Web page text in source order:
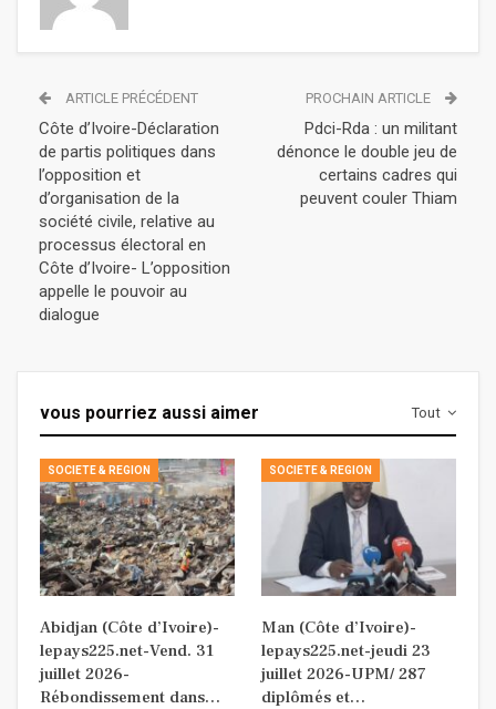
ARTICLE PRÉCÉDENT
Côte d’Ivoire-Déclaration
de partis politiques dans
l’opposition et
d’organisation de la
société civile, relative au
processus électoral en
Côte d’Ivoire- L’opposition
appelle le pouvoir au
dialogue
PROCHAIN ARTICLE
Pdci-Rda : un militant
dénonce le double jeu de
certains cadres qui
peuvent couler Thiam
Tout
vous pourriez aussi aimer
SOCIETE & REGION
Abidjan (Côte d’Ivoire)-
lepays225.net-Vend. 31
juillet 2026-
Rébondissement dans…
SOCIETE & REGION
Man (Côte d’Ivoire)-
lepays225.net-jeudi 23
juillet 2026-UPM/ 287
diplômés et…